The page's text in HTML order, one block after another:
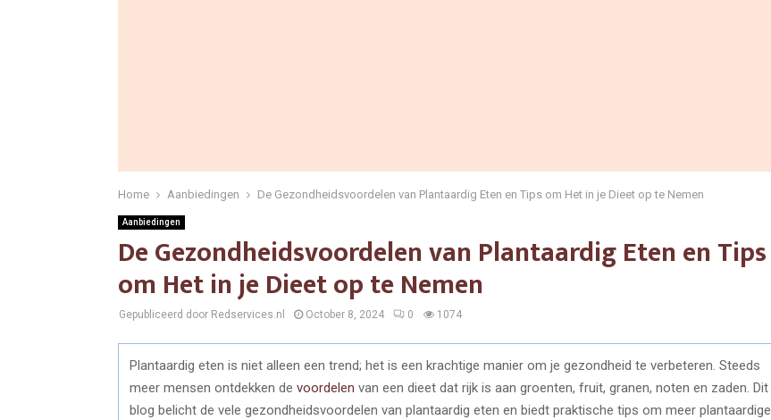
Home Aanbiedingen De Gezondheidsvoordelen van Plantaardig Eten en Tips om Het in je Dieet op te Nemen
Aanbiedingen
De Gezondheidsvoordelen van Plantaardig Eten en Tips
om Het in je Dieet op te Nemen
Gepubliceerd door Redservices.nl October 8, 2024 0 1074
Plantaardig eten is niet alleen een trend; het is een krachtige manier om je gezondheid te verbeteren. Steeds
meer mensen ontdekken de voordelen van een dieet dat rijk is aan groenten, fruit, granen, noten en zaden. Dit
blog belicht de vele gezondheidsvoordelen van plantaardig eten en biedt praktische tips om meer plantaardige